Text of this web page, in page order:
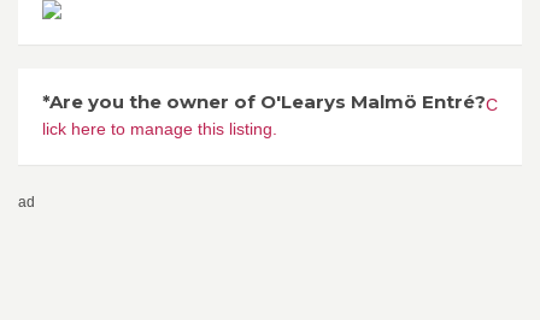
*Are you the owner of O'Learys Malmö Entré?C
lick here to manage this listing.
ad